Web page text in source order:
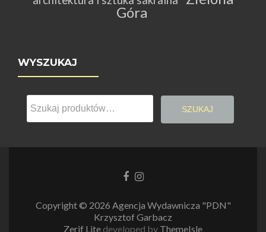
Góra
WYSZUKAJ
Szukaj:
SZUKAJ
LinkLink
Copyright © 2026 Agencja Wydawnicza "PDN"
Krzysztof Garbacz
Zerif Lite developed by ThemeIsle